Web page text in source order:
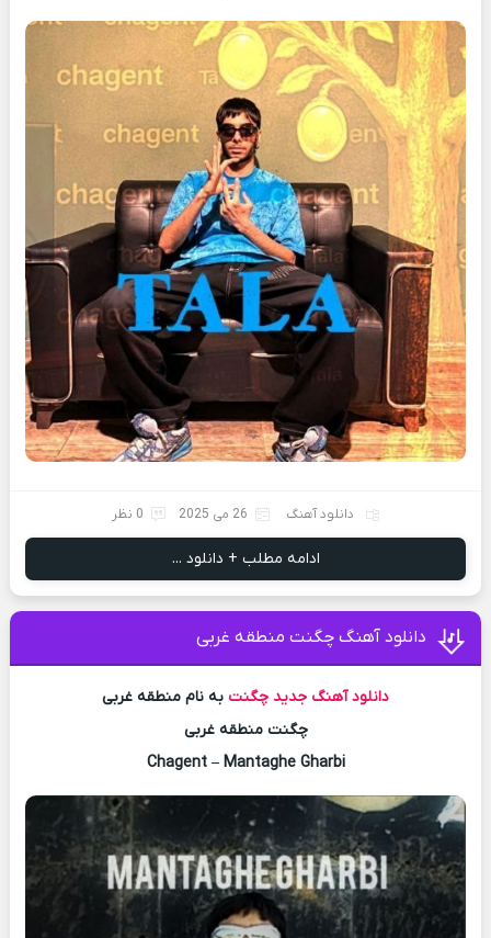
دانلود آهنگ 26 می 2025 0 نظر
ادامه مطلب + دانلود ...
دانلود آهنگ چگنت منطقه غربی
دانلود آهنگ جدید چگنت به نام منطقه غربی
چگنت منطقه غربی
Chagent – Mantaghe Gharbi